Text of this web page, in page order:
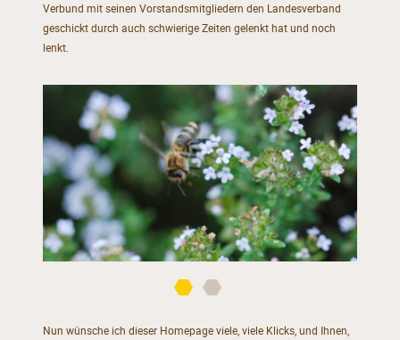
Verbund mit seinen Vorstandsmitgliedern den Landesverband
geschickt durch auch schwierige Zeiten gelenkt hat und noch
lenkt.
Nun wünsche ich dieser Homepage viele, viele Klicks, und Ihnen,